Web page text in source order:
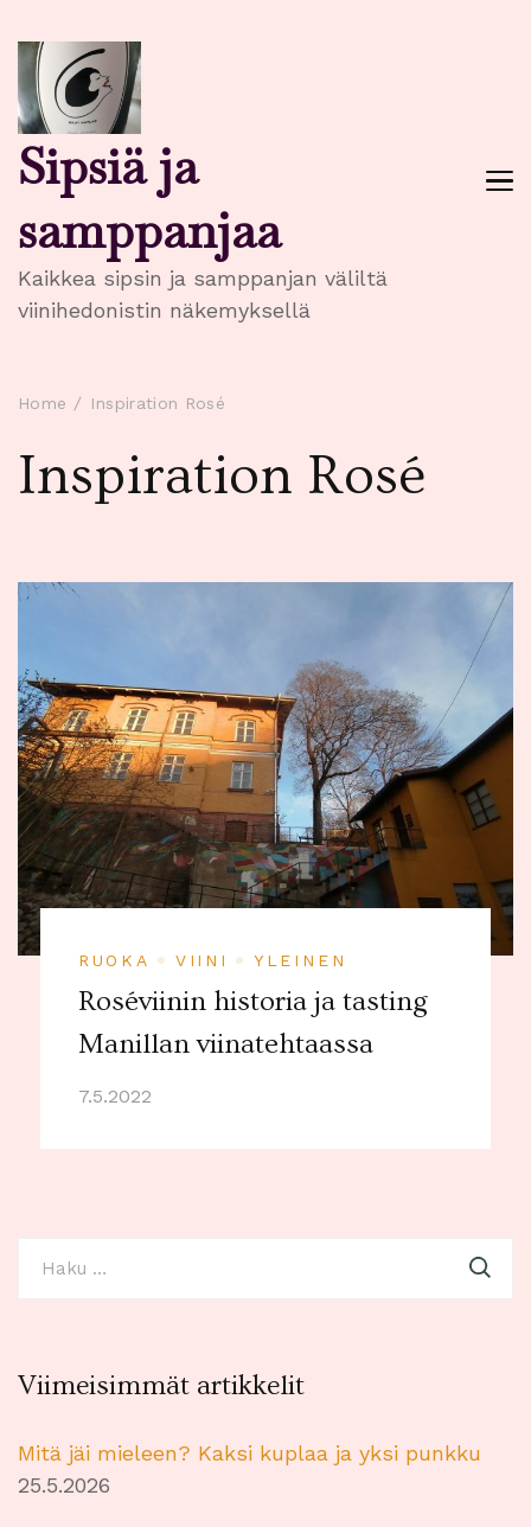
Sipsiä ja
samppanjaa
Kaikkea sipsin ja samppanjan väliltä
viinihedonistin näkemyksellä
Home Inspiration Rosé
Inspiration Rosé
RUOKA VIINI YLEINEN
Roséviinin historia ja tasting
Manillan viinatehtaassa
7.5.2022
Viimeisimmät artikkelit
Mitä jäi mieleen? Kaksi kuplaa ja yksi punkku
25.5.2026